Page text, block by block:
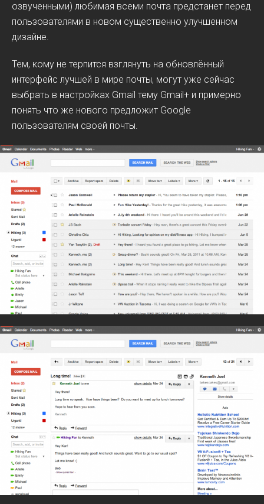
озвученными) любимая всеми почта предстанет перед
пользователями в новом существенно улучшенном
дизайне.
Тем, кому не терпится взглянуть на обновлённый
интерфейс лучшей в мире почты, могут уже сейчас
выбрать в настройках Gmail тему Gmail+ и примерно
понять что же нового предложит Google
пользователям своей почты.